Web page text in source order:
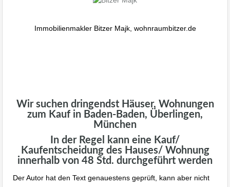
Immobilienmakler Bitzer Majk, wohnraumbitzer.de
Wir suchen dringendst Häuser, Wohnungen
zum Kauf in Baden-Baden, Überlingen,
München
In der Regel kann eine Kauf/
Kaufentscheidung des Hauses/ Wohnung
innerhalb von 48 Std. durchgeführt werden
Der Autor hat den Text genauestens geprüft, kann aber nicht